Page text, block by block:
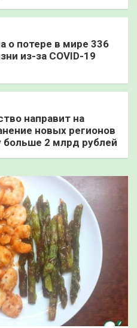
о потере в мире 336
из-за COVID-19
направит на
новых регионов
больше 2 млрд рублей